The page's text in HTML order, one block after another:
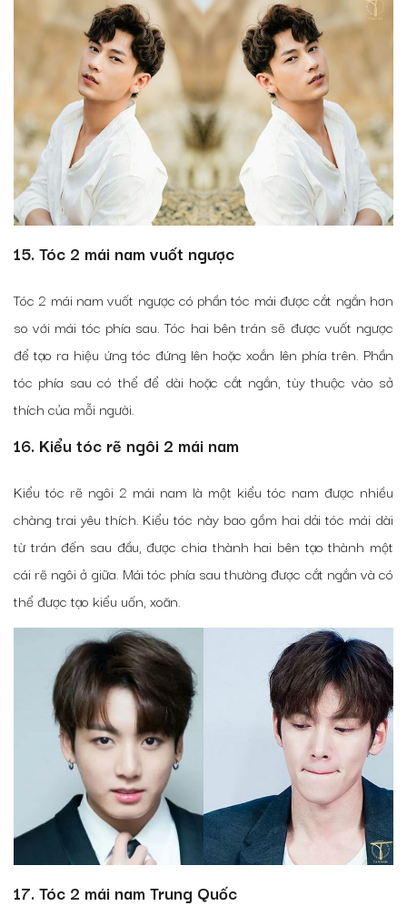
15. Tóc 2 mái nam vuốt ngược
Tóc 2 mái nam vuốt ngược có phần tóc mái được cắt ngắn hơn
so với mái tóc phía sau. Tóc hai bên trán sẽ được vuốt ngược
để tạo ra hiệu ứng tóc đứng lên hoặc xoắn lên phía trên. Phần
tóc phía sau có thể để dài hoặc cắt ngắn, tùy thuộc vào sở
thích của mỗi người.
16. Kiểu tóc rẽ ngôi 2 mái nam
Kiểu tóc rẽ ngôi 2 mái nam là một kiểu tóc nam được nhiều
chàng trai yêu thích. Kiểu tóc này bao gồm hai dải tóc mái dài
từ trán đến sau đầu, được chia thành hai bên tạo thành một
cái rẽ ngôi ở giữa. Mái tóc phía sau thường được cắt ngắn và có
thể được tạo kiểu uốn, xoăn.
17. Tóc 2 mái nam Trung Quốc